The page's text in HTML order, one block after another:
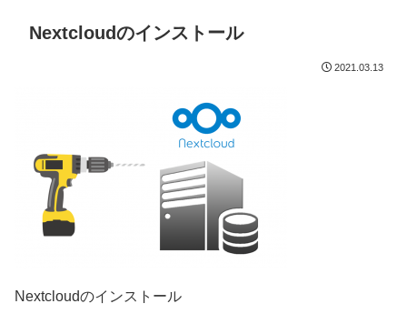
Nextcloudのインストール
2021.03.13
Nextcloudのインストール